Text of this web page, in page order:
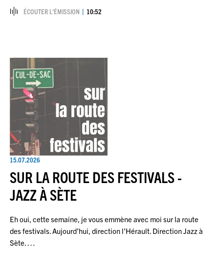
ÉCOUTER L’ÉMISSION 10:52
15.07.2026
SUR LA ROUTE DES FESTIVALS -
JAZZ À SÈTE
Eh oui, cette semaine, je vous emmène avec moi sur la route
des festivals. Aujourd’hui, direction l’Hérault. Direction Jazz à
Sète. …